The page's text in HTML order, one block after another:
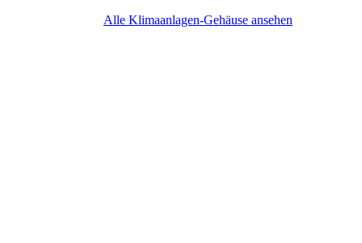
Alle Klimaanlagen-Gehäuse ansehen